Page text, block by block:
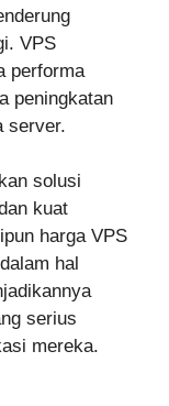
VPS
performa
peningkatan
server.
solusi
kuat
harga VPS
hal
serius
mereka.